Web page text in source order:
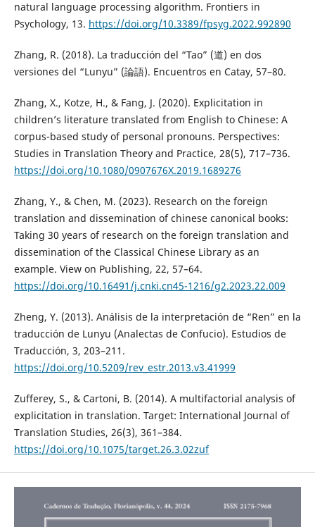
natural language processing algorithm. Frontiers in
Psychology, 13. https://doi.org/10.3389/fpsyg.2022.992890
Zhang, R. (2018). La traducción del “Tao” (道) en dos
versiones del “Lunyu” (論語). Encuentros en Catay, 57–80.
Zhang, X., Kotze, H., & Fang, J. (2020). Explicitation in
children’s literature translated from English to Chinese: A
corpus-based study of personal pronouns. Perspectives:
Studies in Translation Theory and Practice, 28(5), 717–736.
https://doi.org/10.1080/0907676X.2019.1689276
Zhang, Y., & Chen, M. (2023). Research on the foreign
translation and dissemination of chinese canonical books:
Taking 30 years of research on the foreign translation and
dissemination of the Classical Chinese Library as an
example. View on Publishing, 22, 57–64.
https://doi.org/10.16491/j.cnki.cn45-1216/g2.2023.22.009
Zheng, Y. (2013). Análisis de la interpretación de “Ren” en la
traducción de Lunyu (Analectas de Confucio). Estudios de
Traducción, 3, 203–211.
https://doi.org/10.5209/rev_estr.2013.v3.41999
Zufferey, S., & Cartoni, B. (2014). A multifactorial analysis of
explicitation in translation. Target: International Journal of
Translation Studies, 26(3), 361–384.
https://doi.org/10.1075/target.26.3.02zuf